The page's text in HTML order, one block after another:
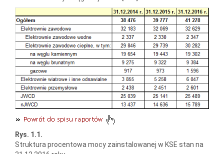
Rys. 1.1.
Struktura procentowa mocy zainstalowanej w KSE stan na